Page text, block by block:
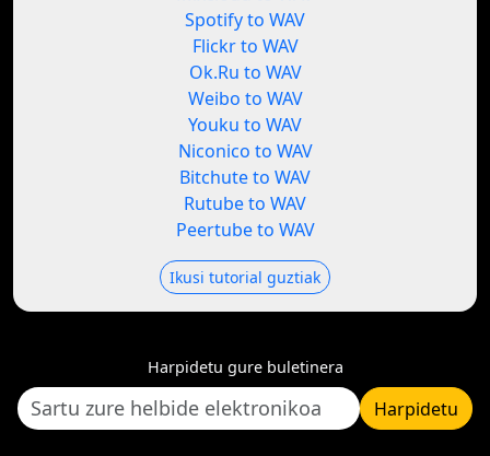
Spotify to WAV
Flickr to WAV
Ok.Ru to WAV
Weibo to WAV
Youku to WAV
Niconico to WAV
Bitchute to WAV
Rutube to WAV
Peertube to WAV
Ikusi tutorial guztiak
Harpidetu gure buletinera
Harpidetu